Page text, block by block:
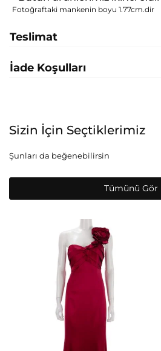
Fotoğraftaki mankenin boyu 1.77cm.dir
Teslimat
İade Koşulları
Sizin İçin Seçtiklerimiz
Şunları da beğenebilirsin
Tümünü Gör